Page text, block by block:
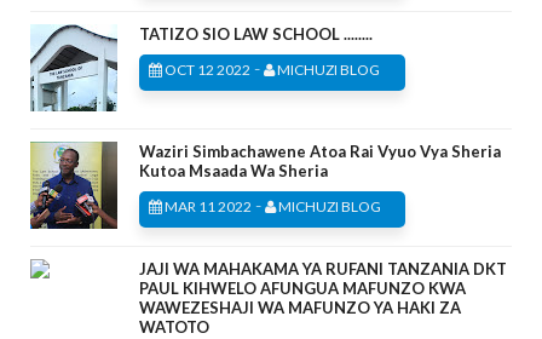
TATIZO SIO LAW SCHOOL ........
OCT 12 2022 - MICHUZI BLOG
Waziri Simbachawene Atoa Rai Vyuo Vya Sheria
Kutoa Msaada Wa Sheria
MAR 11 2022 - MICHUZI BLOG
JAJI WA MAHAKAMA YA RUFANI TANZANIA DKT
PAUL KIHWELO AFUNGUA MAFUNZO KWA
WAWEZESHAJI WA MAFUNZO YA HAKI ZA
WATOTO